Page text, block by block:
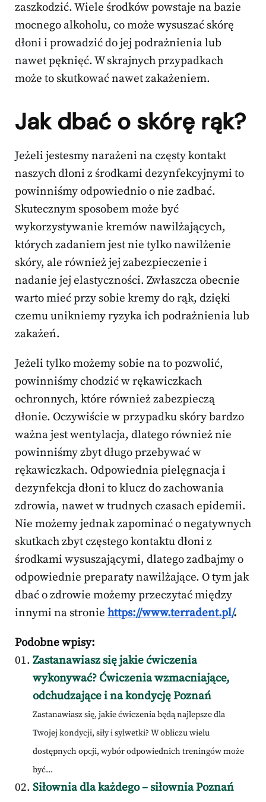
zaszkodzić. Wiele środków powstaje na bazie
mocnego alkoholu, co może wysuszać skórę
dłoni i prowadzić do jej podrażnienia lub
nawet pęknięć. W skrajnych przypadkach
może to skutkować nawet zakażeniem.
Jak dbać o skórę rąk?
Jeżeli jestesmy narażeni na częsty kontakt
naszych dłoni z środkami dezynfekcyjnymi to
powinniśmy odpowiednio o nie zadbać.
Skutecznym sposobem może być
wykorzystywanie kremów nawilżających,
których zadaniem jest nie tylko nawilżenie
skóry, ale również jej zabezpieczenie i
nadanie jej elastyczności. Zwłaszcza obecnie
warto mieć przy sobie kremy do rąk, dzięki
czemu unikniemy ryzyka ich podrażnienia lub
zakażeń.
Jeżeli tylko możemy sobie na to pozwolić,
powinniśmy chodzić w rękawiczkach
ochronnych, które również zabezpieczą
dłonie. Oczywiście w przypadku skóry bardzo
ważna jest wentylacja, dlatego również nie
powinniśmy zbyt długo przebywać w
rękawiczkach. Odpowiednia pielęgnacja i
dezynfekcja dłoni to klucz do zachowania
zdrowia, nawet w trudnych czasach epidemii.
Nie możemy jednak zapominać o negatywnych
skutkach zbyt częstego kontaktu dłoni z
środkami wysuszającymi, dlatego zadbajmy o
odpowiednie preparaty nawilżające. O tym jak
dbać o zdrowie możemy przeczytać między
innymi na stronie https://www.terradent.pl/.
Podobne wpisy:
Zastanawiasz się jakie ćwiczenia
wykonywać? Ćwiczenia wzmacniające,
odchudzające i na kondycję Poznań
Zastanawiasz się, jakie ćwiczenia będą najlepsze dla
Twojej kondycji, siły i sylwetki? W obliczu wielu
dostępnych opcji, wybór odpowiednich treningów może
być...
Siłownia dla każdego – siłownia Poznań